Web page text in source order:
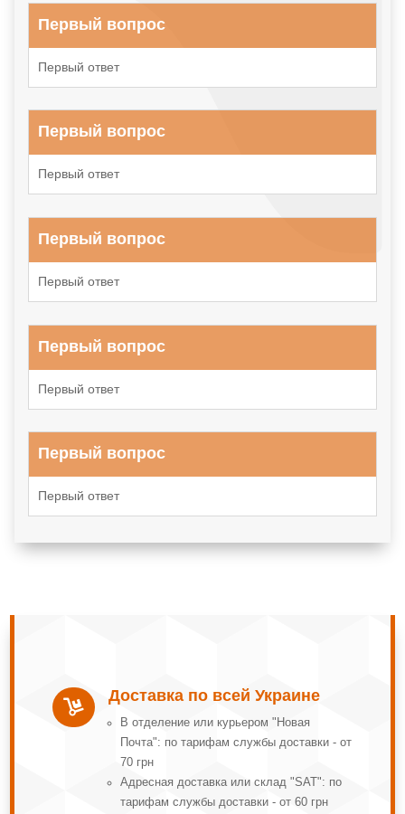
Первый вопрос
Первый ответ
Первый вопрос
Первый ответ
Первый вопрос
Первый ответ
Первый вопрос
Первый ответ
Первый вопрос
Первый ответ

Доставка по всей Украине
В отделение или курьером "Новая
Почта": по тарифам службы доставки - от
70 грн
Адресная доставка или склад "SAT": по
тарифам службы доставки - от 60 грн